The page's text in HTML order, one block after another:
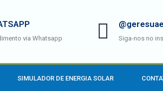
via Whatsapp Siga-nos no
SIMULADOR DE ENERGIA SOLAR